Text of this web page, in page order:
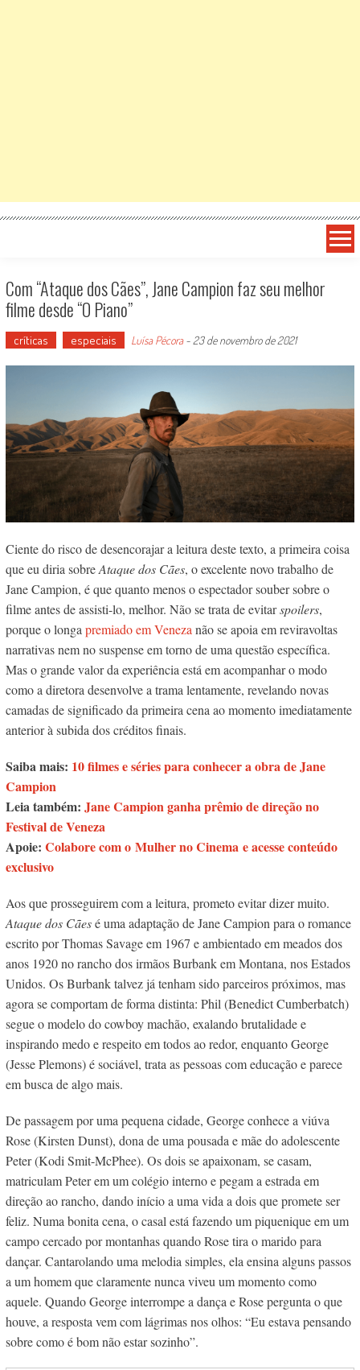
Com “Ataque dos Cães”, Jane Campion faz seu melhor
filme desde “O Piano”
críticas especiais Luísa Pécora- 23 de novembro de 2021
Ciente do risco de desencorajar a leitura deste texto, a primeira coisa
que eu diria sobreAtaque dos Cães, o excelente novo trabalho de
Jane Campion, é que quanto menos o espectador souber sobre o
filme antes de assisti-lo, melhor. Não se trata de evitarspoilers,
porque o longapremiado em Venezanão se apoia em reviravoltas
narrativas nem no suspense em torno de uma questão específica.
Mas o grande valor da experiência está em acompanhar o modo
como a diretora desenvolve a trama lentamente, revelando novas
camadas de significado da primeira cena ao momento imediatamente
anterior à subida dos créditos finais.
Saiba mais: 10 filmes e séries para conhecer a obra de Jane
Campion
Leia também: Jane Campion ganha prêmio de direção no
Festival de Veneza
Apoie: Colabore com o Mulher no Cinema e acesse conteúdo
exclusivo
Aos que prosseguirem com a leitura, prometo evitar dizer muito.
Ataque dos Cãesé uma adaptação de Jane Campion para o romance
escrito por Thomas Savage em 1967 e ambientado em meados dos
anos 1920 no rancho dos irmãos Burbank em Montana, nos Estados
Unidos. Os Burbank talvez já tenham sido parceiros próximos, mas
agora se comportam de forma distinta: Phil (Benedict Cumberbatch)
segue o modelo do cowboy machão, exalando brutalidade e
inspirando medo e respeito em todos ao redor, enquanto George
(Jesse Plemons) é sociável, trata as pessoas com educação e parece
em busca de algo mais.
De passagem por uma pequena cidade, George conhece a viúva
Rose (Kirsten Dunst), dona de uma pousada e mãe do adolescente
Peter (Kodi Smit-McPhee). Os dois se apaixonam, se casam,
matriculam Peter em um colégio interno e pegam a estrada em
direção ao rancho, dando início a umavida a dois que promete ser
feliz. Numa bonita cena, o casal está fazendo um piquenique em um
campo cercado por montanhas quando Rose tira o marido para
dançar. Cantarolando uma melodia simples, ela ensina alguns passos
a um homem que claramente nunca viveu um momento como
aquele. Quando George interrompe a dança e Rose pergunta o que
houve, a resposta vem com lágrimas nos olhos: “Eu estava pensando
sobre como é bom não estar sozinho”.